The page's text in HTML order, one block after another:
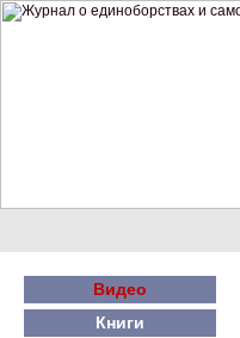
Видео
Книги